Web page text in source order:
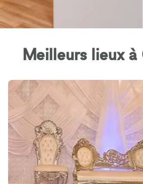
Meilleurs lieux à